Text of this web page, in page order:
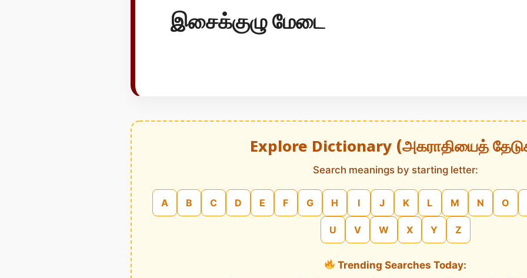
இசைக்குழு மேடை
Explore Dictionary (அகராதியைத்
Search meanings by starting letter:
A B C D E F G H I J K L M N O
U V W X Y Z
Trending Searches Today: